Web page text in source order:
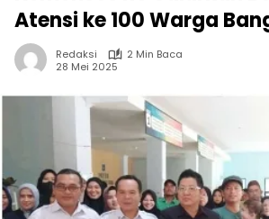
Atensi ke 100 Warga
Redaksi
2 Min Baca
28 Mei 2025